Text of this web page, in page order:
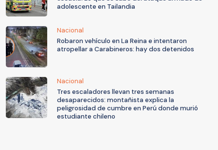
adolescente en Tailandia
Nacional
Robaron vehículo en La Reina e intentaron
atropellar a Carabineros: hay dos detenidos
Nacional
Tres escaladores llevan tres semanas
desaparecidos: montañista explica la
peligrosidad de cumbre en Perú donde murió
estudiante chileno